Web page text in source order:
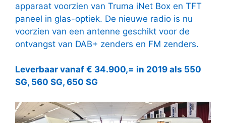
apparaat voorzien van Truma iNet Box en TFT
paneel in glas-optiek. De nieuwe radio is nu
voorzien van een antenne geschikt voor de
ontvangst van DAB+ zenders en FM zenders.
Leverbaar vanaf € 34.900,= in 2019 als 550
SG, 560 SG, 650 SG